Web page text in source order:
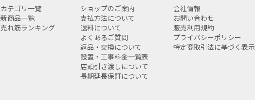
カテゴリ一覧
新商品一覧
売れ筋ランキング
ショップのご案内
支払方法について
送料について
よくあるご質問
返品・交換について
設置・工事料金一覧表
店頭引き渡しについて
長期延長保証について
会社情報
お問い合わせ
販売利用規約
プライバシーポリシー
特定商取引法に基づく表示